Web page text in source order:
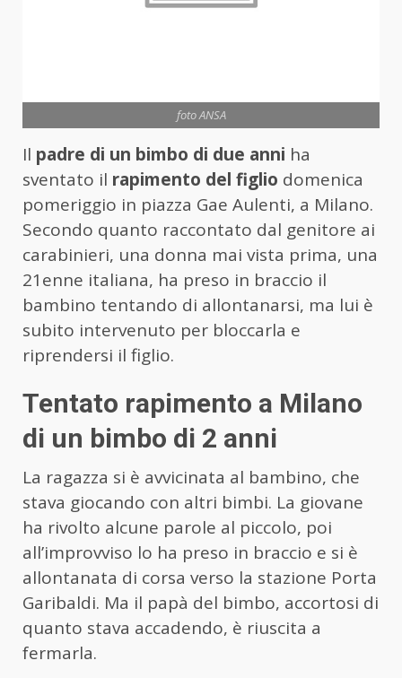
foto ANSA
Il padre di un bimbo di due anni ha
sventato il rapimento del figlio domenica
pomeriggio in piazza Gae Aulenti, a Milano.
Secondo quanto raccontato dal genitore ai
carabinieri, una donna mai vista prima, una
21enne italiana, ha preso in braccio il
bambino tentando di allontanarsi, ma lui è
subito intervenuto per bloccarla e
riprendersi il figlio.
Tentato rapimento a Milano
di un bimbo di 2 anni
La ragazza si è avvicinata al bambino, che
stava giocando con altri bimbi. La giovane
ha rivolto alcune parole al piccolo, poi
all’improvviso lo ha preso in braccio e si è
allontanata di corsa verso la stazione Porta
Garibaldi. Ma il papà del bimbo, accortosi di
quanto stava accadendo, è riuscita a
fermarla.